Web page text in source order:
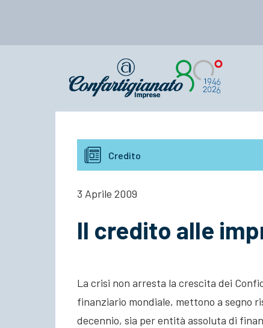
Credito
3 Aprile 2009
Il credito alle
La crisi non arresta la crescita dei
finanziario mondiale, mettono a segno
decennio, sia per entità assoluta di